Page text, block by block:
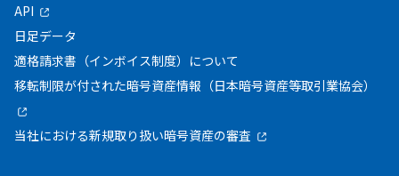
API
日足データ
適格請求書（インボイス制度）について
移転制限が付された暗号資産情報（日本暗号資産等取引業協会）
当社における新規取り扱い暗号資産の審査